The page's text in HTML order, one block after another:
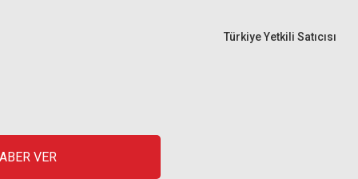
Türkiye Yetkili Satıcısı
VER